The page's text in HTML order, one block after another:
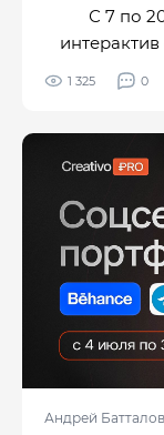
С 7 по
октября в
заказ от
канале
решили
товара
1 325 0
Андрей Батталов